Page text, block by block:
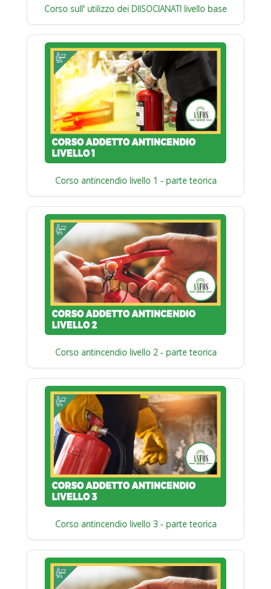
Corso sull' utilizzo dei DIISOCIANATI livello base
Corso antincendio livello 1 - parte teorica
Corso antincendio livello 2 - parte teorica
Corso antincendio livello 3 - parte teorica